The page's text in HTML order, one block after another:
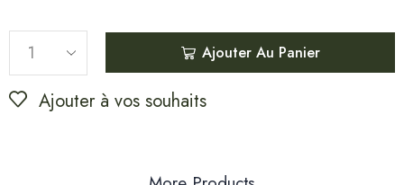
Ajouter Au Panier
Ajouter à vos souhaits